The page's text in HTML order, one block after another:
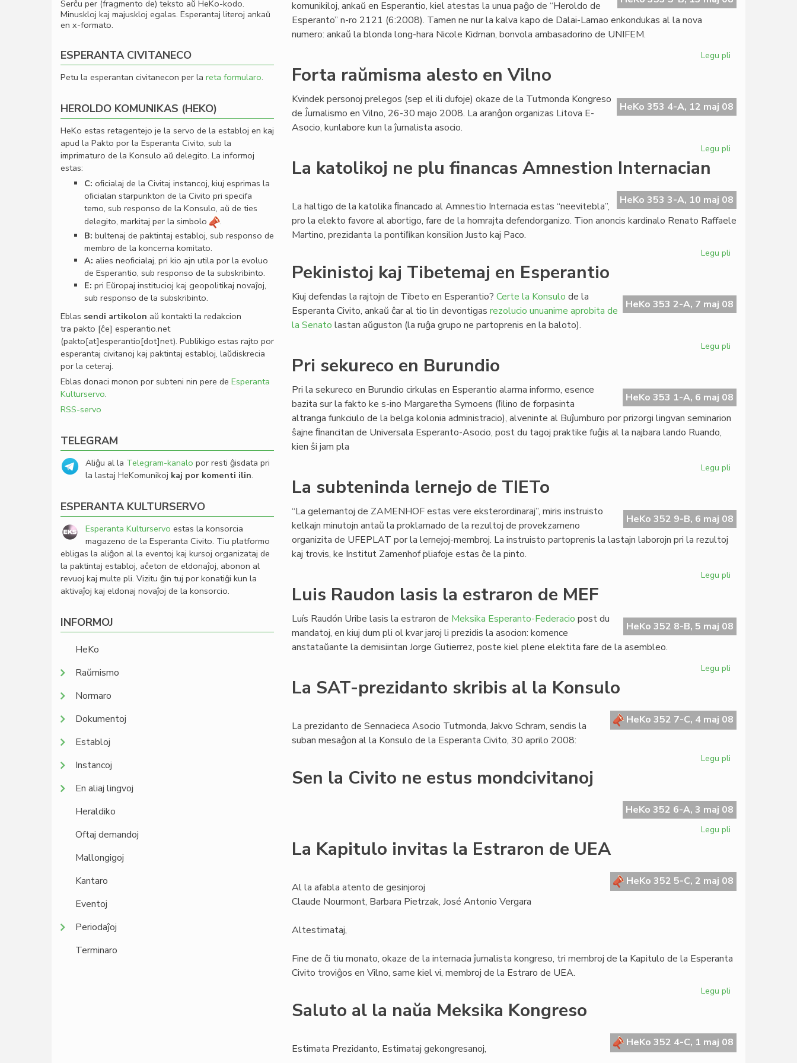
komunikiloj, ankaŭ en Esperantio, kiel atestas la unua paĝo de “Heroldo de
Esperanto” n-ro 2121 (6:2008). Tamen ne nur la kalva kapo de Dalai-Lamao enkondukas al la nova
numero: ankaŭ la blonda long-hara Nicole Kidman, bonvola ambasadorino de UNIFEM.
Legu pli
2008
de
Forta raŭmisma alesto en Vilno
HeKo 353 4-A, 12 maj 08
Kvindek personoj prelegos (sep el ili dufoje) okaze de la Tutmonda Kongreso
de Ĵurnalismo en Vilno, 26-30 majo 2008. La aranĝon organizas Litova E-
Asocio, kunlabore kun la ĵurnalista asocio.
Legu pli
en
Vilno
La katolikoj ne plu financas Amnestion Internacian
HeKo 353 3-A, 10 maj 08
La haltigo de la katolika ﬁnancado al Amnestio Internacia estas “neevitebla”,
pro la elekto favore al abortigo, fare de la homrajta defendorganizo. Tion anoncis kardinalo Renato Raffaele
Martino, prezidanta la pontiﬁkan konsilion Justo kaj Paco.
Legu pli
plu
financas
Pekinistoj kaj Tibetemaj en Esperantio
HeKo 353 2-A, 7 maj 08
Kiuj defendas la rajtojn de Tibeto en Esperantio? Certe la Konsulo de la
Esperanta Civito, ankaŭ ĉar al tio lin devontigas rezolucio unuanime aprobita de
la Senato lastan aŭguston (la ruĝa grupo ne partoprenis en la baloto).
Legu pli
en
Esperantio
Pri sekureco en Burundio
HeKo 353 1-A, 6 maj 08
Pri la sekureco en Burundio cirkulas en Esperantio alarma informo, esence
bazita sur la fakto ke s-ino Margaretha Symoens (ﬁlino de forpasinta
altranga funkciulo de la belga kolonia administracio), alveninte al Buĵumburo por prizorgi lingvan seminarion
ŝajne ﬁnancitan de Universala Esperanto-Asocio, post du tagoj praktike fuĝis al la najbara lando Ruando,
kien ŝi jam pla
Legu pli
Burundio
La subteninda lernejo de TIETo
HeKo 352 9-B, 6 maj 08
“La gelernantoj de ZAMENHOF estas vere eksterordinaraj”, miris instruisto
kelkajn minutojn antaŭ la proklamado de la rezultoj de provekzameno
organizita de UFEPLAT por la lernejoj-membroj. La instruisto partoprenis la lastajn laborojn pri la rezultoj
kaj trovis, ke Institut Zamenhof pliafoje estas ĉe la pinto.
Legu pli
de
TIETo
Luis Raudon lasis la estraron de MEF
HeKo 352 8-B, 5 maj 08
Luís Raudón Uribe lasis la estraron de Meksika Esperanto-Federacio post du
mandatoj, en kiuj dum pli ol kvar jaroj li prezidis la asocion: komence
anstataŭante la demisiintan Jorge Gutierrez, poste kiel plene elektita fare de la asembleo.
Legu pli
la
estraron
La SAT-prezidanto skribis al la Konsulo
HeKo 352 7-C, 4 maj 08
La prezidanto de Sennacieca Asocio Tutmonda, Jakvo Schram, sendis la
suban mesaĝon al la Konsulo de la Esperanta Civito, 30 aprilo 2008:
Legu pli
skribis
al
Sen la Civito ne estus mondcivitanoj
HeKo 352 6-A, 3 maj 08
Legu pli
ne
estus
La Kapitulo invitas la Estraron de UEA
HeKo 352 5-C, 2 maj 08
Al la afabla atento de gesinjoroj
Claude Nourmont, Barbara Pietrzak, José Antonio Vergara
Altestimataj,
Fine de ĉi tiu monato, okaze de la internacia ĵurnalista kongreso, tri membroj de la Kapitulo de la Esperanta
Civito troviĝos en Vilno, same kiel vi, membroj de la Estraro de UEA.
Legu pli
la
Estraron
Saluto al la naŭa Meksika Kongreso
HeKo 352 4-C, 1 maj 08
Estimata Prezidanto, Estimataj gekongresanoj,
Serĉu per (fragmento de) teksto aŭ HeKo-kodo.
Minuskloj kaj majuskloj egalas. Esperantaj literoj ankaŭ
en x-formato.
ESPERANTA CIVITANECO
Petu la esperantan civitanecon per la reta formularo.
HEROLDO KOMUNIKAS (HEKO)
HeKo estas retagentejo je la servo de la establoj en kaj
apud la Pakto por la Esperanta Civito, sub la
imprimaturo de la Konsulo aŭ delegito. La informoj
estas:
C: oﬁcialaj de la Civitaj instancoj, kiuj esprimas la
oﬁcialan starpunkton de la Civito pri specifa
temo, sub responso de la Konsulo, aŭ de ties
delegito, markitaj per la simbolo
.
B: bultenaj de paktintaj establoj, sub responso de
membro de la koncerna komitato.
A: alies neoﬁcialaj, pri kio ajn utila por la evoluo
de Esperantio, sub responso de la subskribinto.
E: pri Eŭropaj institucioj kaj geopolitikaj novaĵoj,
sub responso de la subskribinto.
Eblas sendi artikolon aŭ kontakti la redakcion
tra pakto [ĉe] esperantio.net
(pakto[at]esperantio[dot]net). Publikigo estas rajto por
esperantaj civitanoj kaj paktintaj establoj, laŭdiskrecia
por la ceteraj.
Eblas donaci monon por subteni nin pere de Esperanta
Kulturservo.
RSS-servo
TELEGRAM
Aliĝu al la Telegram-kanalo por resti ĝisdata pri
la lastaj HeKomunikoj kaj por komenti ilin.
ESPERANTA KULTURSERVO
Esperanta Kulturservo estas la konsorcia
magazeno de la Esperanta Civito. Tiu platformo
ebligas la aliĝon al la eventoj kaj kursoj organizataj de
la paktintaj establoj, aĉeton de eldonaĵoj, abonon al
revuoj kaj multe pli. Vizitu ĝin tuj por konatiĝi kun la
aktivaĵoj kaj eldonaj novaĵoj de la konsorcio.
INFORMOJ
HeKo
Raŭmismo
Normaro
Dokumentoj
Establoj
Instancoj
En aliaj lingvoj
Heraldiko
Oftaj demandoj
Mallongigoj
Kantaro
Eventoj
Periodaĵoj
Terminaro